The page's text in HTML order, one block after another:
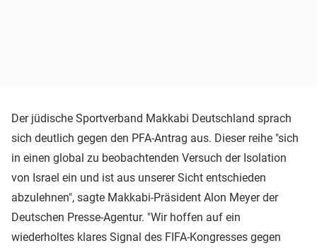
Der jüdische Sportverband Makkabi Deutschland sprach
sich deutlich gegen den PFA-Antrag aus. Dieser reihe "sich
in einen global zu beobachtenden Versuch der Isolation
von Israel ein und ist aus unserer Sicht entschieden
abzulehnen", sagte Makkabi-Präsident Alon Meyer der
Deutschen Presse-Agentur. "Wir hoffen auf ein
wiederholtes klares Signal des FIFA-Kongresses gegen